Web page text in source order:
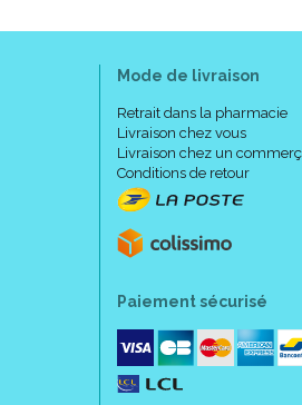
Mode de livraison
Retrait dans la pharmacie
Livraison chez vous
Livraison chez un
Conditions de retour
Paiement sécurisé